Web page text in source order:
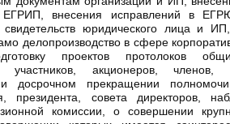
внесения исправлений в
свидетельств юридического лица и
делопроизводство в сфере
проектов протолоков
участников, акционеров,
досрочном прекращении
президента, совета директоров,
комиссии, о совершении